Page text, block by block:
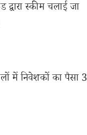
स्कीम चलाई जा
में निवेशकों का पैसा 3